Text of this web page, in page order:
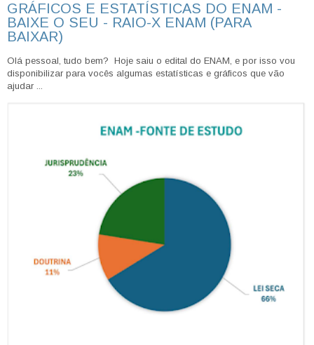
GRÁFICOS E ESTATÍSTICAS DO ENAM -
BAIXE O SEU - RAIO-X ENAM (PARA
BAIXAR)
Olá pessoal, tudo bem? Hoje saiu o edital do ENAM, e por isso vou
disponibilizar para vocês algumas estatísticas e gráficos que vão
ajudar ...